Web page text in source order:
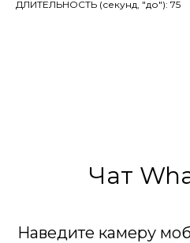
ДЛИТЕЛЬНОСТЬ (секунд, "до"): 75
Чат
Наведите камеру